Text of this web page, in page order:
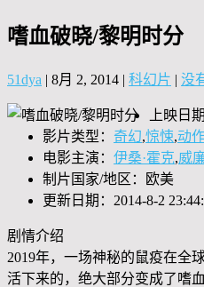
嗜血破晓/黎明时分
51dya | 8月 2, 2014 | 科幻片 | 没
上映日
影片类型： 奇幻,惊悚,动
电影主演： 伊桑·霍克,威
制片国家/地区：欧美
更新日期：2014-8-2
剧情介绍
2019年，一场神秘的鼠疫在全
活下来的，绝大部分变成了嗜